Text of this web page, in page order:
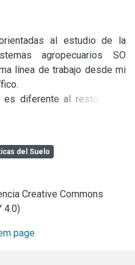
al estudio de la
agropecuarios SO
línea de trabajo desde mi
diferente al resto de la
del SO Bonaerense, 13647.
los sistemas productivos
problemáticas más
ha/año de pérdida
de los fertilizantes, poca
de materia orgánica,
las que se está trabajando.
interdisciplinarios,
del Suelo
Creative Commons
4.0)
page